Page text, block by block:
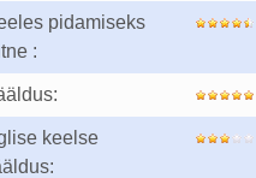
pidamiseks
:
keelse